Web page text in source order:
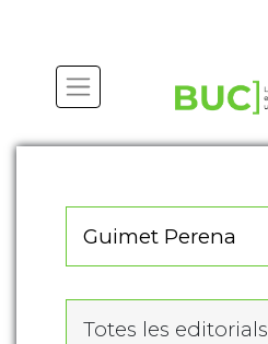
Totes les editorials